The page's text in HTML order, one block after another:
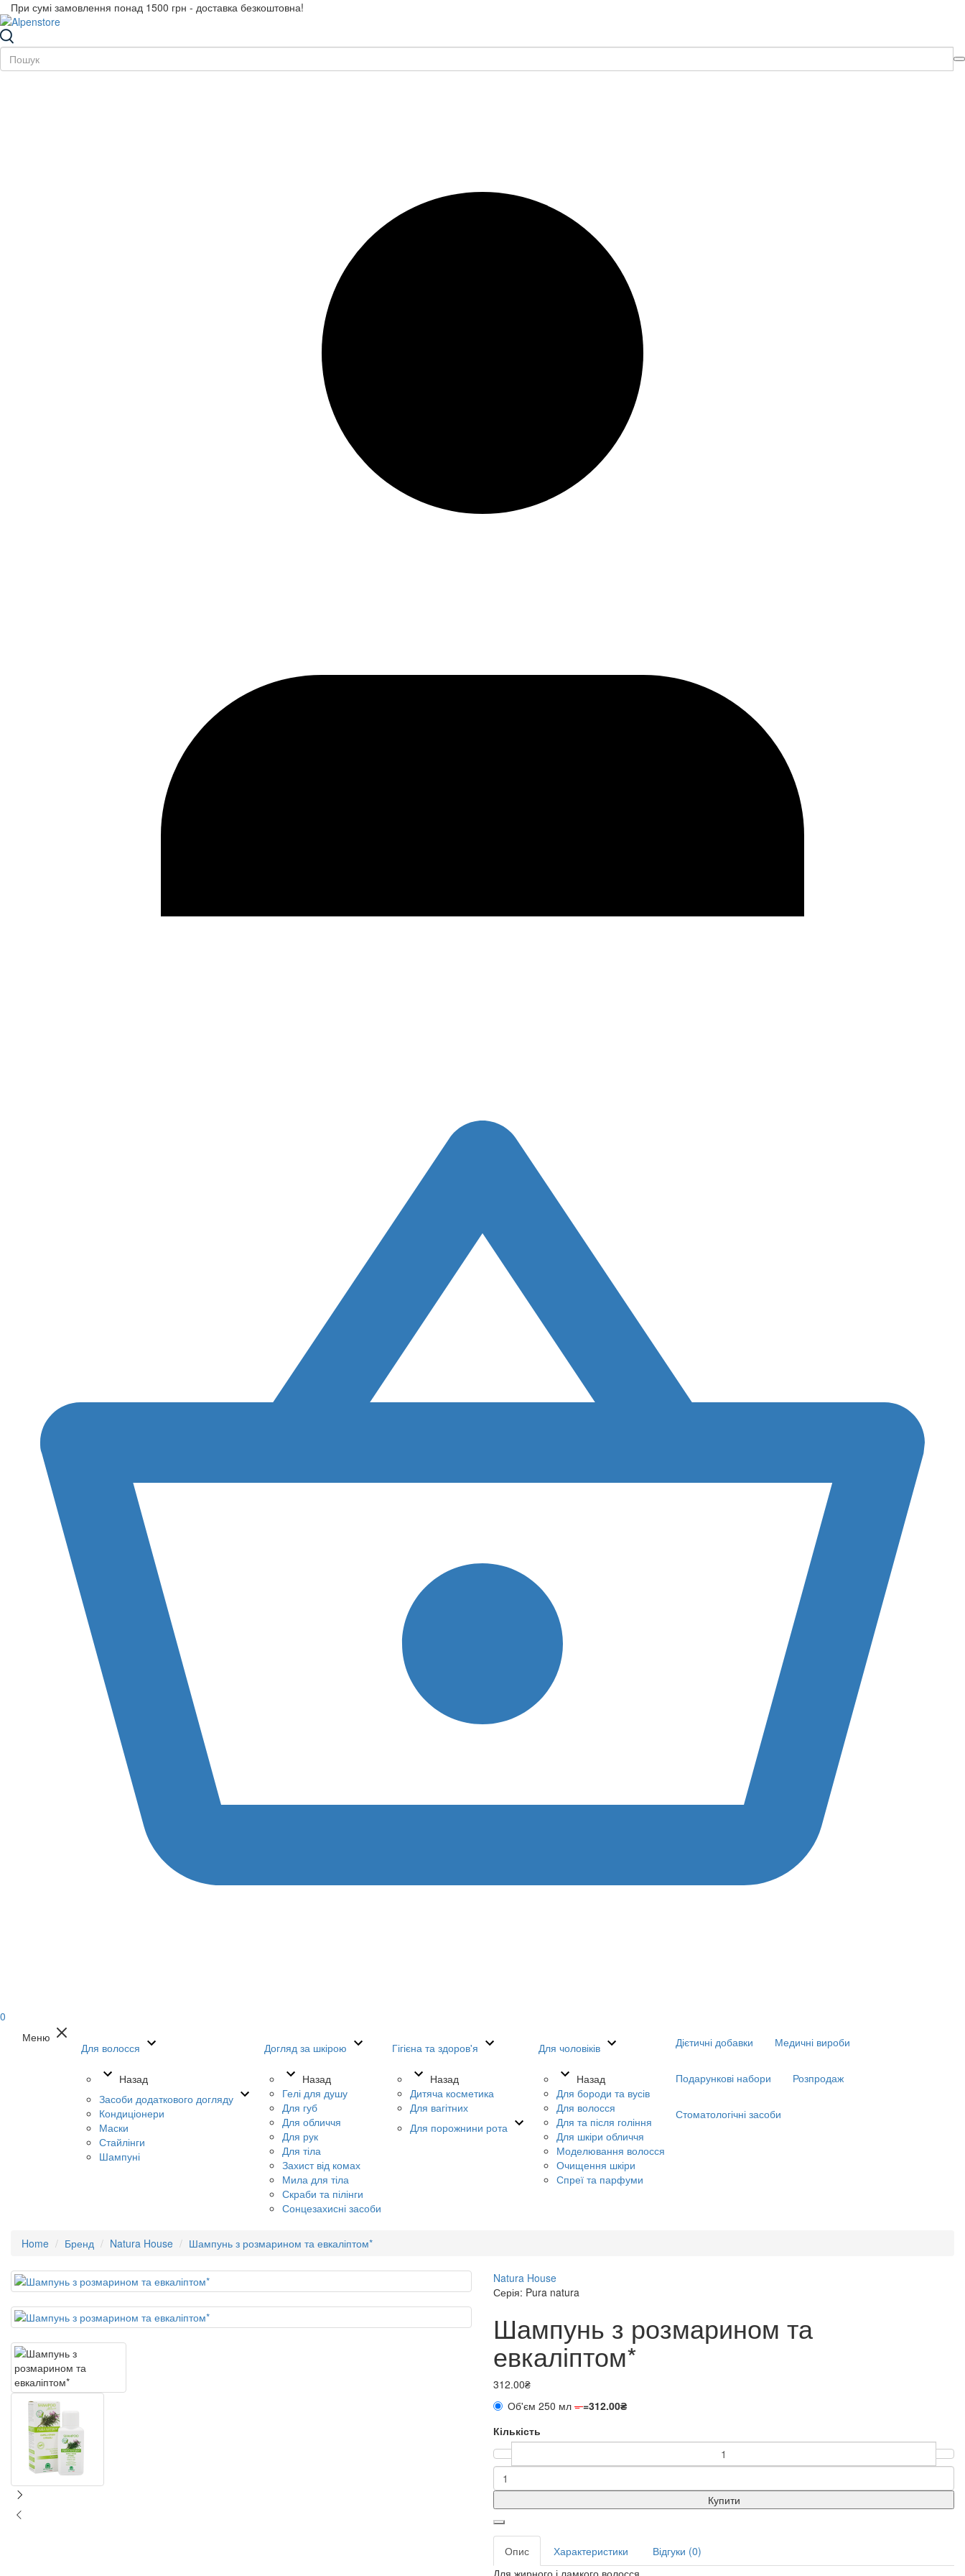
При сумі замовлення понад 1500 грн - доставка безкоштовна!
0
Меню
Для волосся
Назад
Засоби додаткового догляду
Кондиціонери
Маски
Стайлінги
Шампуні
Догляд за шкірою
Назад
Гелі для душу
Для губ
Для обличчя
Для рук
Для тіла
Захист від комах
Мила для тіла
Скраби та пілінги
Сонцезахисні засоби
Гігієна та здоров'я
Назад
Дитяча косметика
Для вагітних
Для порожнини рота
Для чоловіків
Назад
Для бороди та вусів
Для волосся
Для та після гоління
Для шкіри обличчя
Моделювання волосся
Очищення шкіри
Спреї та парфуми
Дієтичні добавки Медичні вироби
Подарункові набори Розпродаж
Стоматологічні засоби
Home Бренд Natura House Шампунь з розмарином та евкаліптом*
Natura House
Серія: Pura natura
Шампунь з розмарином та
евкаліптом*
312.00₴
Об'єм 250 мл ==312.00₴
Кількість
Купити
Опис Характеристики
Відгуки (0)